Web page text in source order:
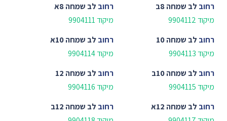
רחוב לב שמחה 8ב
מיקוד 9904112
רחוב לב שמחה 8א
מיקוד 9904111
רחוב לב שמחה 10
מיקוד 9904113
רחוב לב שמחה 10א
מיקוד 9904114
רחוב לב שמחה 10ב
מיקוד 9904115
רחוב לב שמחה 12
מיקוד 9904116
רחוב לב שמחה 12א
רחוב לב שמחה 12ב